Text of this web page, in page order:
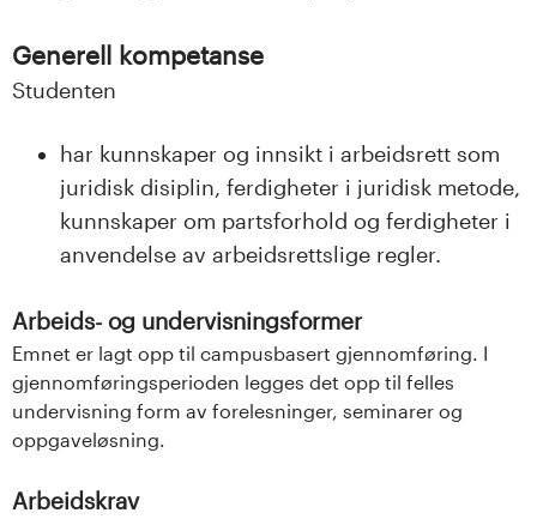
t
Generell kompetanse
Studenten
har kunnskaper og innsikt i arbeidsrett som
juridisk disiplin, ferdigheter i juridisk metode,
kunnskaper om partsforhold og ferdigheter i
anvendelse av arbeidsrettslige regler.
Arbeids- og undervisningsformer
Emnet er lagt opp til campusbasert gjennomføring. I
gjennomføringsperioden legges det opp til felles
undervisning form av forelesninger, seminarer og
oppgaveløsning.
Arbeidskrav